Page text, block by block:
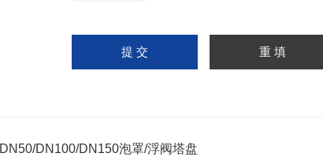
DN50/DN100/DN150泡罩/浮阀塔盘